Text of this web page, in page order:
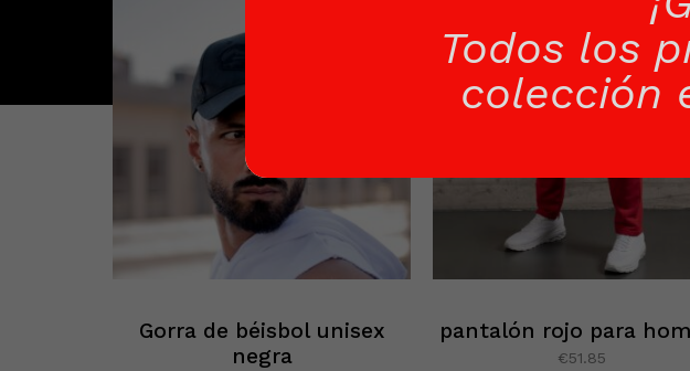
Gorra de béisbol unisex
negra
pantalón rojo para
€51.85
Todos los
colección